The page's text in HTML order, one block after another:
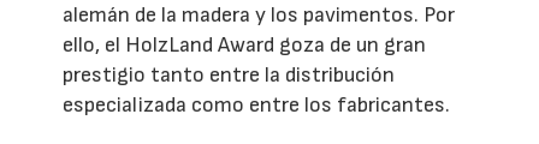
alemán de la madera y los pavimentos. Por
ello, el HolzLand Award goza de un gran
prestigio tanto entre la distribución
especializada como entre los fabricantes.